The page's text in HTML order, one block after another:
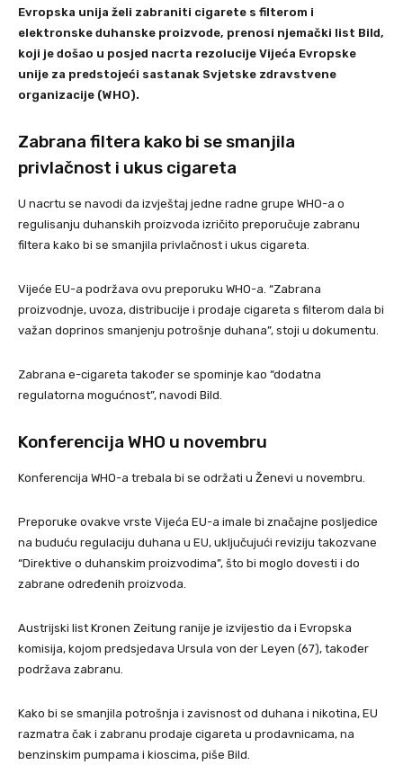
Evropska unija želi zabraniti cigarete s filterom i
elektronske duhanske proizvode, prenosi njemački list Bild,
koji je došao u posjed nacrta rezolucije Vijeća Evropske
unije za predstojeći sastanak Svjetske zdravstvene
organizacije (WHO).
Zabrana filtera kako bi se smanjila
privlačnost i ukus cigareta
U nacrtu se navodi da izvještaj jedne radne grupe WHO-a o
regulisanju duhanskih proizvoda izričito preporučuje zabranu
filtera kako bi se smanjila privlačnost i ukus cigareta.
Vijeće EU-a podržava ovu preporuku WHO-a. “Zabrana
proizvodnje, uvoza, distribucije i prodaje cigareta s filterom dala bi
važan doprinos smanjenju potrošnje duhana”, stoji u dokumentu.
Zabrana e-cigareta također se spominje kao “dodatna
regulatorna mogućnost”, navodi Bild.
Konferencija WHO u novembru
Konferencija WHO-a trebala bi se održati u Ženevi u novembru.
Preporuke ovakve vrste Vijeća EU-a imale bi značajne posljedice
na buduću regulaciju duhana u EU, uključujući reviziju takozvane
“Direktive o duhanskim proizvodima”, što bi moglo dovesti i do
zabrane određenih proizvoda.
Austrijski list Kronen Zeitung ranije je izvijestio da i Evropska
komisija, kojom predsjedava Ursula von der Leyen (67), također
podržava zabranu.
Kako bi se smanjila potrošnja i zavisnost od duhana i nikotina, EU
razmatra čak i zabranu prodaje cigareta u prodavnicama, na
benzinskim pumpama i kioscima, piše Bild.